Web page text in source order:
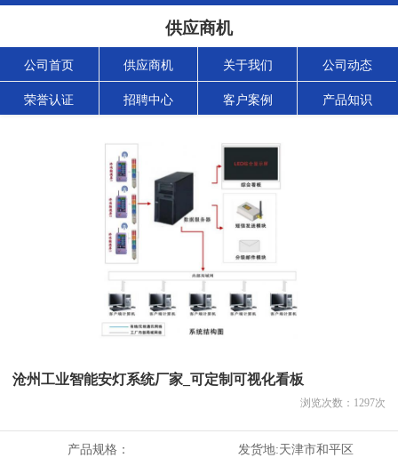
供应商机
公司首页 供应商机 关于我们 公司动态
荣誉认证 招聘中心 客户案例 产品知识
沧州工业智能安灯系统厂家_可定制可视化看板
浏览次数： 1297次
产品规格： 发货地:天津市和平区